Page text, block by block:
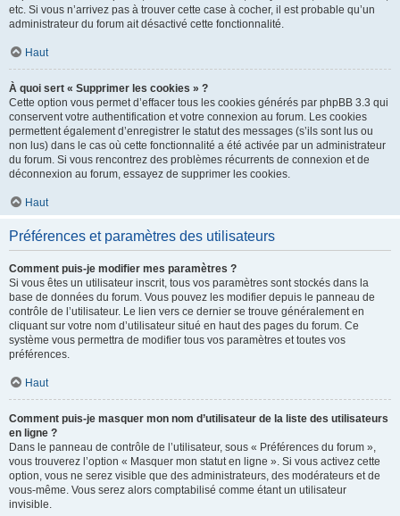
etc. Si vous n’arrivez pas à trouver cette case à cocher, il est probable qu’un
administrateur du forum ait désactivé cette fonctionnalité.
Haut
À quoi sert « Supprimer les cookies » ?
Cette option vous permet d’effacer tous les cookies générés par phpBB 3.3 qui
conservent votre authentification et votre connexion au forum. Les cookies
permettent également d’enregistrer le statut des messages (s’ils sont lus ou
non lus) dans le cas où cette fonctionnalité a été activée par un administrateur
du forum. Si vous rencontrez des problèmes récurrents de connexion et de
déconnexion au forum, essayez de supprimer les cookies.
Haut
Préférences et paramètres des utilisateurs
Comment puis-je modifier mes paramètres ?
Si vous êtes un utilisateur inscrit, tous vos paramètres sont stockés dans la
base de données du forum. Vous pouvez les modifier depuis le panneau de
contrôle de l’utilisateur. Le lien vers ce dernier se trouve généralement en
cliquant sur votre nom d’utilisateur situé en haut des pages du forum. Ce
système vous permettra de modifier tous vos paramètres et toutes vos
préférences.
Haut
Comment puis-je masquer mon nom d’utilisateur de la liste des utilisateurs
en ligne ?
Dans le panneau de contrôle de l’utilisateur, sous « Préférences du forum »,
vous trouverez l’option « Masquer mon statut en ligne ». Si vous activez cette
option, vous ne serez visible que des administrateurs, des modérateurs et de
vous-même. Vous serez alors comptabilisé comme étant un utilisateur
invisible.